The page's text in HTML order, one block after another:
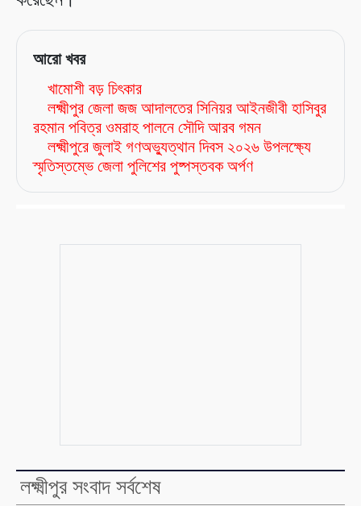
আরো খবর
খামোশী বড় চিৎকার
লক্ষ্মীপুর জেলা জজ আদালতের সিনিয়র আইনজীবী হাসিবুর
রহমান পবিত্র ওমরাহ পালনে সৌদি আরব গমন
লক্ষ্মীপুরে জুলাই গণঅভ্যুত্থান দিবস ২০২৬ উপলক্ষ্যে
স্মৃতিস্তম্ভে জেলা পুলিশের পুষ্পস্তবক অর্পণ
লক্ষ্মীপুর সংবাদ সর্বশেষ